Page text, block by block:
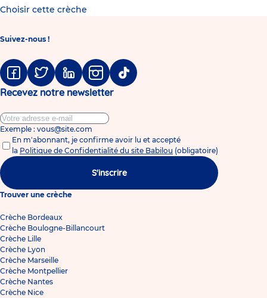
Choisir cette crèche
Suivez-nous !
FacebookTwitter LinkedinInstagramTiktok
Recevez notre newsletter
Exemple : vous@site.com
En m'abonnant, je confirme avoir lu et accepté
la Politique de Confidentialité du site Babilou (obligatoire)
S'inscrire
Trouver une crèche
Crèche Bordeaux
Crèche Boulogne-Billancourt
Crèche Lille
Crèche Lyon
Crèche Marseille
Crèche Montpellier
Crèche Nantes
Crèche Nice